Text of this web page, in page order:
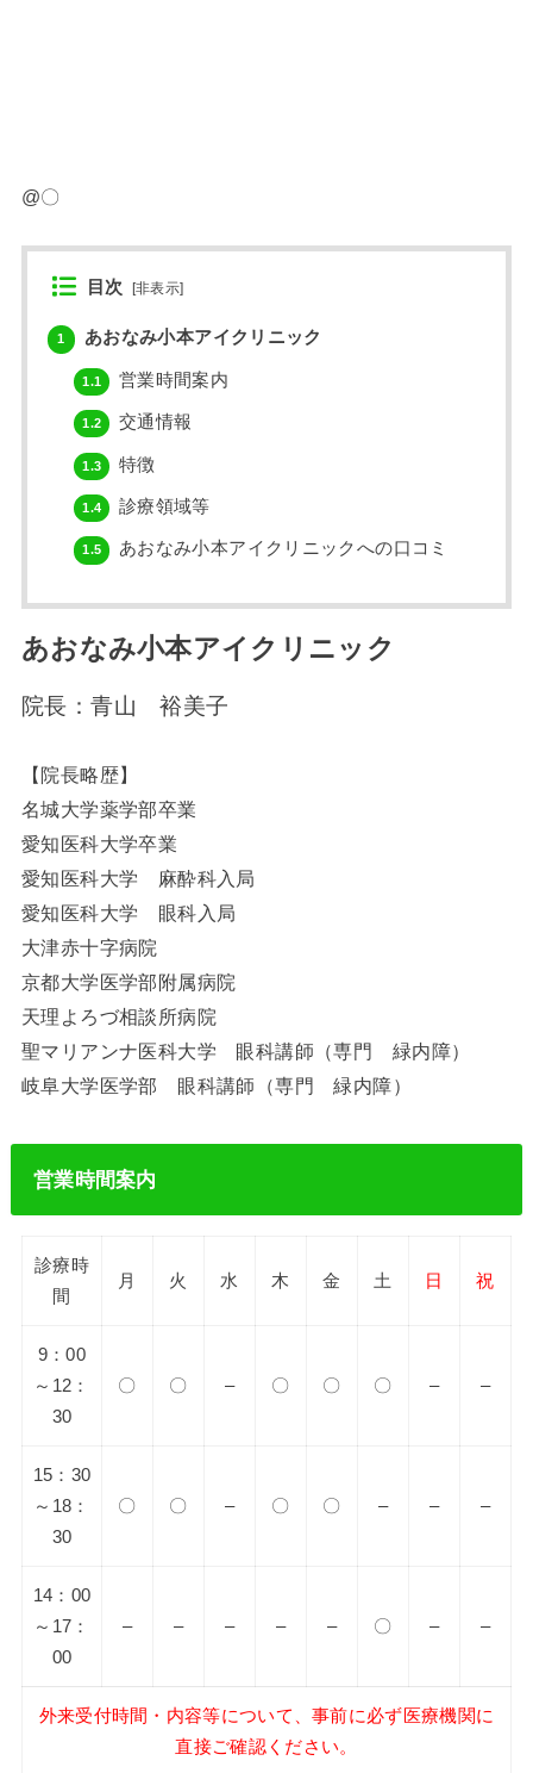
@〇
目次 [非表示]
1 あおなみ小本アイクリニック
1.1 営業時間案内
1.2 交通情報
1.3 特徴
1.4 診療領域等
1.5 あおなみ小本アイクリニックへの口コミ
あおなみ小本アイクリニック
院長：青山 裕美子
【院長略歴】
名城大学薬学部卒業
愛知医科大学卒業
愛知医科大学 麻酔科入局
愛知医科大学 眼科入局
大津赤十字病院
京都大学医学部附属病院
天理よろづ相談所病院
聖マリアンナ医科大学 眼科講師（専門 緑内障）
岐阜大学医学部 眼科講師（専門 緑内障）
営業時間案内
診療時
間
月 火 水 木 金 土 日 祝
9：00
～12：
30
〇 〇 – 〇 〇 〇 – –
15：30
～18：
30
〇 〇 – 〇 〇 – – –
14：00
～17：
00
– – – – – 〇 – –
外来受付時間・内容等について、事前に必ず医療機関に
直接ご確認ください。